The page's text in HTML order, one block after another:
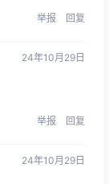
举报 回复
24年10月29日
举报 回复
24年10月29日